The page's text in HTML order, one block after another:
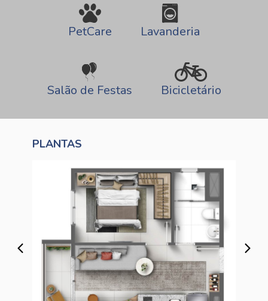
PetCare Lavanderia
Salão de Festas Bicicletário
PLANTAS